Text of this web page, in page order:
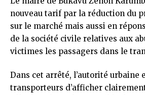
nouveau tarif par la réduction du
sur le marché mais aussi en
de la société civile relatives aux
victimes les passagers dans le
Dans cet arrêté, l’autorité urbaine
transporteurs d’afficher